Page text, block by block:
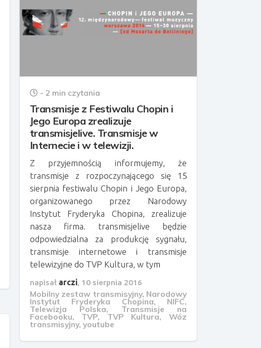
- 2 min czytania
Transmisje z Festiwalu Chopin i
Jego Europa zrealizuje
transmisjelive. Transmisje w
Internecie i w telewizji.
Z przyjemnością informujemy, że
transmisje z rozpoczynającego się 15
sierpnia festiwalu Chopin i Jego Europa,
organizowanego przez Narodowy
Instytut Fryderyka Chopina, zrealizuje
nasza firma. transmisjelive będzie
odpowiedzialna za produkcję sygnału,
transmisje internetowe i transmisje
telewizyjne do TVP Kultura, w tym
napisał arczi, 10 sierpnia 2016
Mobilny zestaw transmisyjny, Narodowy
Instytut Fryderyka Chopina, NIFC,
Telewizja Polska, Transmisje na
Facebooku, TVP, TVP Kultura, Wóz
transmisyjny, youtube